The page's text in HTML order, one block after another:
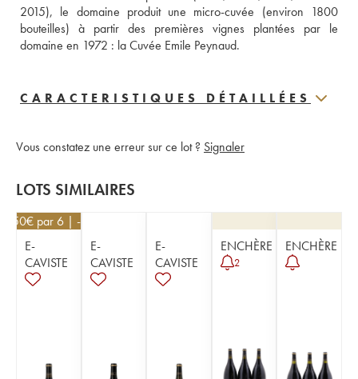
2015), le domaine produit une micro-cuvée (environ 1800
bouteilles) à partir des premières vignes plantées par le
domaine en 1972 : la Cuvée Emile Peynaud.
CARACTERISTIQUES DÉTAILLÉES
Vous constatez une erreur sur ce lot ? Signaler
LOTS SIMILAIRES
€ par 6 | -10%
E-
CAVISTE
E-
CAVISTE
E-
CAVISTE
ENCHÈRE
2
ENCHÈRE